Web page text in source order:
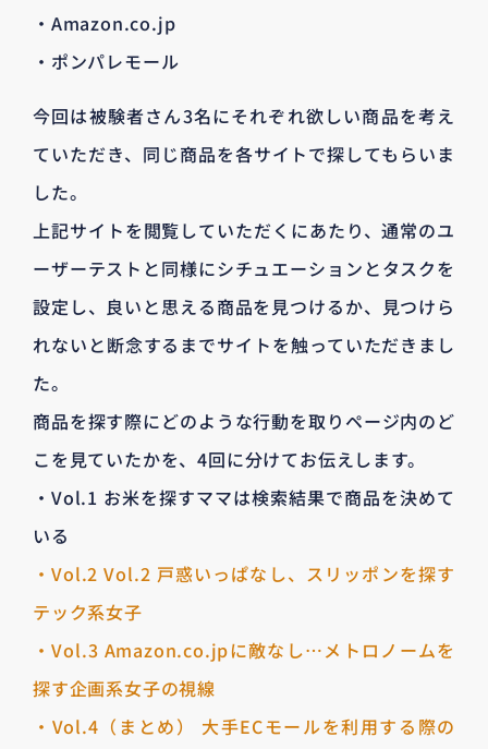
・Amazon.co.jp
・ポンパレモール
今回は被験者さん3名にそれぞれ欲しい商品を考え
ていただき、同じ商品を各サイトで探してもらいま
した。
上記サイトを閲覧していただくにあたり、通常のユ
ーザーテストと同様にシチュエーションとタスクを
設定し、良いと思える商品を見つけるか、見つけら
れないと断念するまでサイトを触っていただきまし
た。
商品を探す際にどのような行動を取りページ内のど
こを見ていたかを、4回に分けてお伝えします。
・Vol.1 お米を探すママは検索結果で商品を決めて
いる
・Vol.2 Vol.2 戸惑いっぱなし、スリッポンを探す
テック系女子
・Vol.3 Amazon.co.jpに敵なし…メトロノームを
探す企画系女子の視線
・Vol.4（まとめ） 大手ECモールを利用する際の